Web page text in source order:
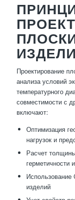
Проектирование
анализа условий
температурного
совместимости с
включают:
Оптимизация
нагрузок и
Расчет
герметичности
Использование
изделий